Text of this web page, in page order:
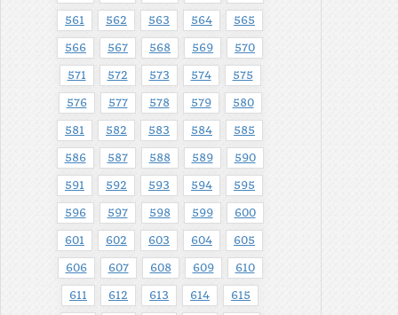
561 562 563 564 565
566 567 568 569 570
571 572 573 574 575
576 577 578 579 580
581 582 583 584 585
586 587 588 589 590
591 592 593 594 595
596 597 598 599 600
601 602 603 604 605
606 607 608 609 610
611 612 613 614 615